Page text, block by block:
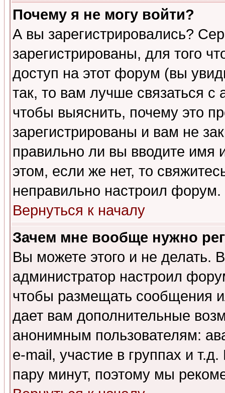
Почему я не могу войти?
А вы зарегистрировались?
зарегистрированы, для того
доступ на этот форум (вы
так, то вам лучше связаться
чтобы выяснить, почему это
зарегистрированы и вам не
правильно ли вы вводите
этом, если же нет, то
неправильно настроил форум.
Вернуться к началу
Зачем мне вообще нужно
Вы можете этого и не делать.
администратор настроил
чтобы размещать сообщения
дает вам дополнительные
анонимным пользователям:
e-mail, участие в группах и
пару минут, поэтому мы